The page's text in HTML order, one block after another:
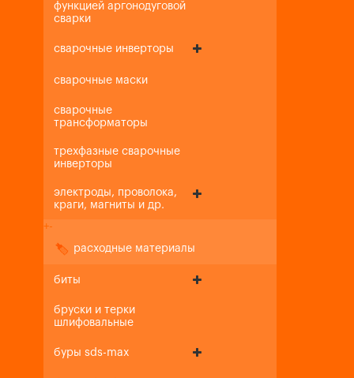
функцией аргонодуговой
сварки
сварочные инверторы
сварочные маски
сварочные
трансформаторы
трехфазные сварочные
инверторы
электроды, проволока,
краги, магниты и др.
+-
расходные материалы
биты
бруски и терки
шлифовальные
буры sds-max